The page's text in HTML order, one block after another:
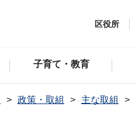
区役所
子育て・教育
政策・取組 主な取組